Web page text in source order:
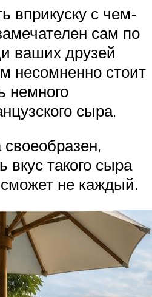
вприкуску с чем-
сам по
ваших друзей
несомненно стоит
немного
сыра.
своеобразен,
вкус такого сыра
не каждый.